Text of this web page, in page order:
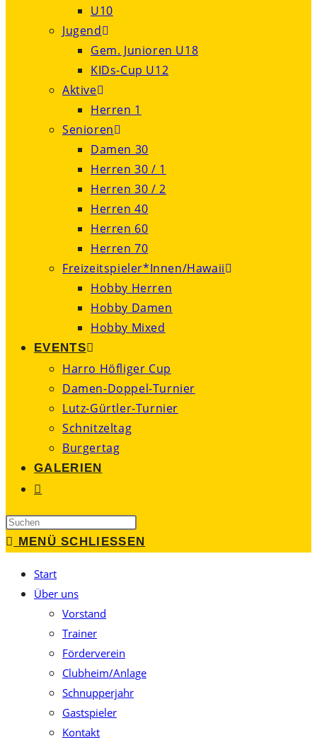
U10
Jugend
Gem. Junioren U18
KIDs-Cup U12
Aktive
Herren 1
Senioren
Damen 30
Herren 30 / 1
Herren 30 / 2
Herren 40
Herren 60
Herren 70
Freizeitspieler*Innen/Hawaii
Hobby Herren
Hobby Damen
Hobby Mixed
EVENTS
Harro Höfliger Cup
Damen-Doppel-Turnier
Lutz-Gürtler-Turnier
Schnitzeltag
Burgertag
GALERIEN
WEBSITE-
UMSCHALTEN
Press
Escape
MENÜ SCHLIESSEN
Start
Über uns
Vorstand
Trainer
Förderverein
Clubheim/Anlage
Schnupperjahr
Gastspieler
Kontakt